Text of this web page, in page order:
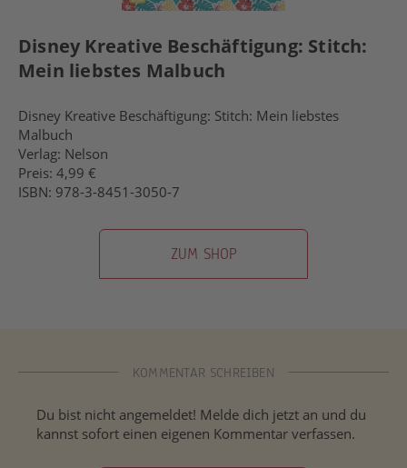
Disney Kreative Beschäftigung: Stitch:
Mein liebstes Malbuch
Disney Kreative Beschäftigung: Stitch: Mein liebstes
Malbuch
Verlag: Nelson
Preis: 4,99 €
ISBN: 978-3-8451-3050-7
ZUM SHOP
KOMMENTAR SCHREIBEN
Du bist nicht angemeldet! Melde dich jetzt an und du
kannst sofort einen eigenen Kommentar verfassen.